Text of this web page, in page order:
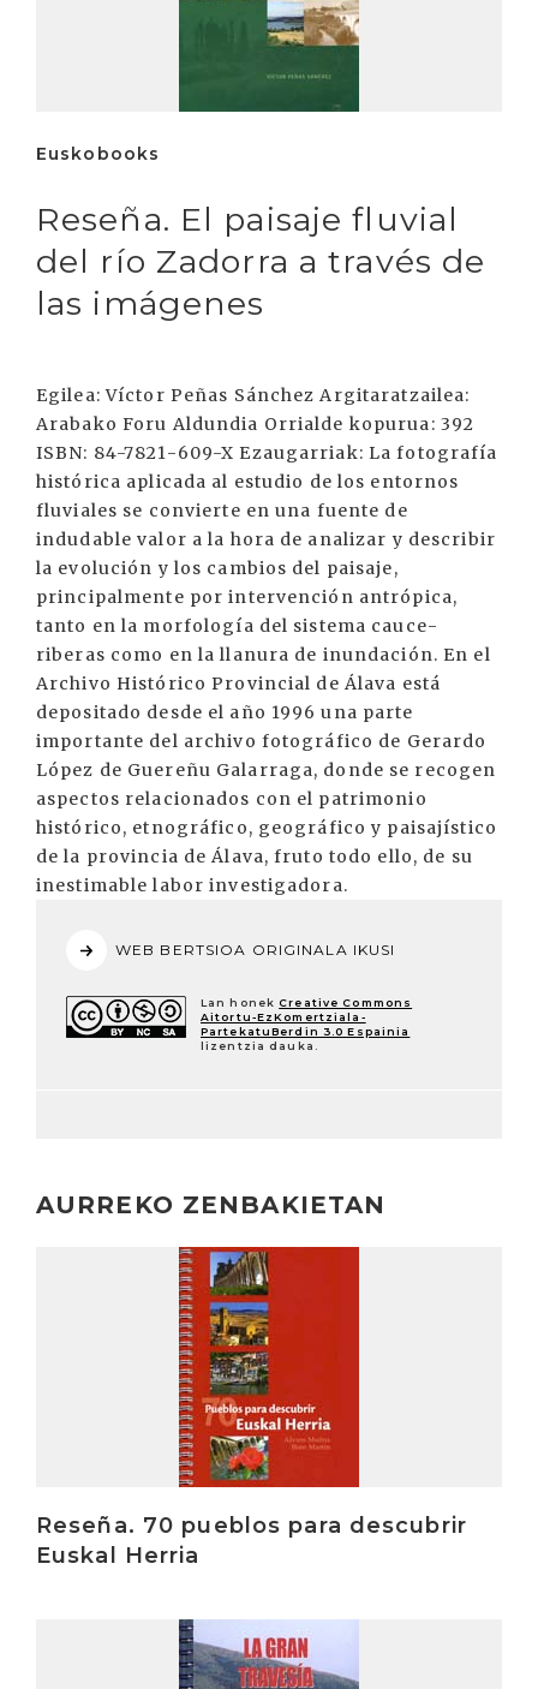
Euskobooks
Reseña. El paisaje fluvial
del río Zadorra a través de
las imágenes
Egilea: Víctor Peñas Sánchez Argitaratzailea:
Arabako Foru Aldundia Orrialde kopurua: 392
ISBN: 84-7821-609-X Ezaugarriak: La fotografía
histórica aplicada al estudio de los entornos
fluviales se convierte en una fuente de
indudable valor a la hora de analizar y describir
la evolución y los cambios del paisaje,
principalmente por intervención antrópica,
tanto en la morfología del sistema cauce-
riberas como en la llanura de inundación. En el
Archivo Histórico Provincial de Álava está
depositado desde el año 1996 una parte
importante del archivo fotográfico de Gerardo
López de Guereñu Galarraga, donde se recogen
aspectos relacionados con el patrimonio
histórico, etnográfico, geográfico y paisajístico
de la provincia de Álava, fruto todo ello, de su
inestimable labor investigadora.
WEB BERTSIOA ORIGINALA IKUSI
Lan honek Creative Commons
Aitortu-EzKomertziala-
PartekatuBerdin 3.0 Espainia
lizentzia dauka.
AURREKO ZENBAKIETAN
Reseña. 70 pueblos para descubrir
Euskal Herria